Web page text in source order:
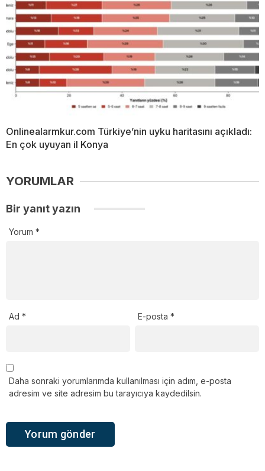
Onlinealarmkur.com Türkiye’nin uyku haritasını açıkladı:
En çok uyuyan il Konya
YORUMLAR
Bir yanıt yazın
Yorum *
Ad * E-posta*
Daha sonraki yorumlarımda kullanılması için adım, e-posta
adresim ve site adresim bu tarayıcıya kaydedilsin.